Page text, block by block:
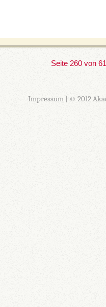
Seite 260 von
Impressum| © 2012